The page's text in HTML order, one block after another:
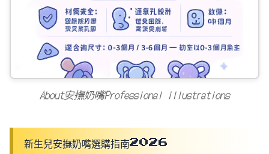
About安撫奶嘴Professional illustrations
新生兒安撫奶嘴選購指南2026